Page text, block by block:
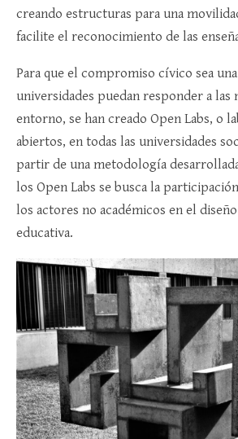
creando estructuras para una
facilite el reconocimiento de las
Para que el compromiso cívico sea
universidades puedan responder a las
entorno, se han creado Open Labs, o
abiertos, en todas las universidades
partir de una metodología
los Open Labs se busca la
los actores no académicos en el
educativa.